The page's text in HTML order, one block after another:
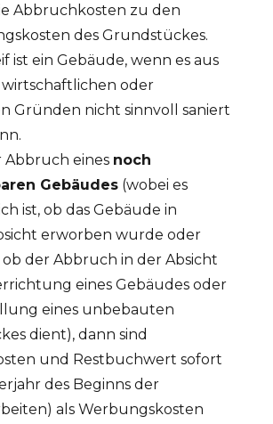
Abbruchkosten zu den
des Grundstückes.
ist ein Gebäude, wenn es aus
oder
Gründen nicht sinnvoll saniert
eines noch
Gebäudes (wobei es
ist, ob das Gebäude in
erworben wurde oder
der Abbruch in der Absicht
eines Gebäudes oder
eines unbebauten
dient), dann sind
und Restbuchwert sofort
des Beginns der
als Werbungskosten